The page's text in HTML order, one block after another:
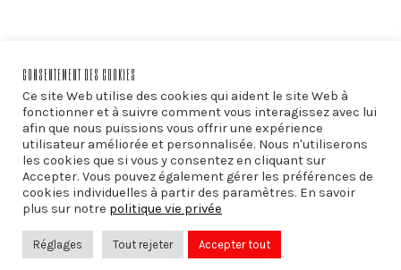
PRÉCÉDENT
Habemus Gender
CONSENTEMENT DES COOKIES
Ce site Web utilise des cookies qui aident le site Web à
fonctionner et à suivre comment vous interagissez avec lui
afin que nous puissions vous offrir une expérience
utilisateur améliorée et personnalisée. Nous n'utiliserons
les cookies que si vous y consentez en cliquant sur
Accepter. Vous pouvez également gérer les préférences de
cookies individuelles à partir des paramètres. En savoir
plus sur notre politique vie privée
Réglages Tout rejeter Accepter tout